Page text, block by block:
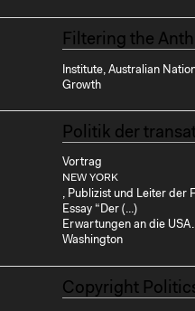
Filtering the
Institute, Australian
Growth
Politik der
Vortrag
NEW YORK
, Publizist und Leiter der
Essay “Der (...)
Erwartungen an die
Washington
Copyright